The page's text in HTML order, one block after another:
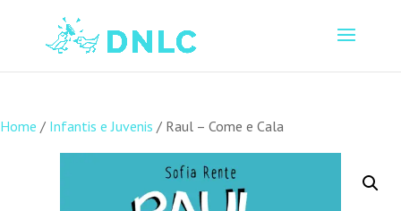
Home / Infantis e Juvenis / Raul – Come e Cala